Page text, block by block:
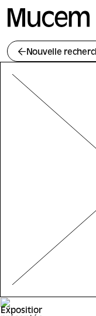
Nouvelle